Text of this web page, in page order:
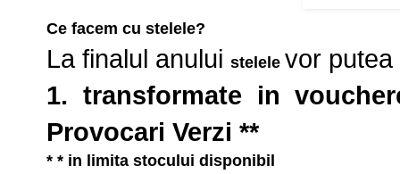
Ce facem cu stelele?
La finalul anului stelele vor putea
1. transformate in
Provocari Verzi **
* * in limita stocului disponibil